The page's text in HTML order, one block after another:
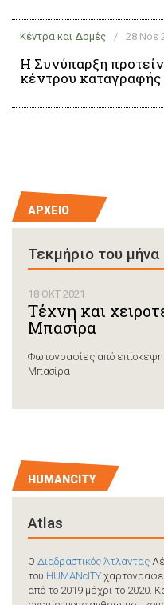
Κέντρα και Δομές / 28 Νοε
Η Συνύπαρξη
κέντρου
ΑΡΧΕΙΟ
Τεκμήριο τoυ μήνα
18 ΟΚΤ 2021
Τέχνη και
Μπασίρα
Φωτογραφίες από
Μπασίρα
HUMANCITY
Atlas
O Διαδραστικός Άτλαντας
του HUMANcITY
από το 2019 μέχρι το 2020.